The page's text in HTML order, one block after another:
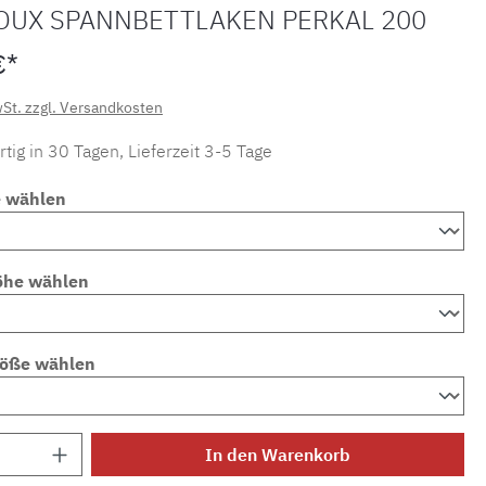
SPANNBETTLAKEN PERKAL 200
zzgl. Versandkosten
in 30 Tagen, Lieferzeit 3-5 Tage
wählen
wählen
wählen
Anzahl: Gib den gewünschten Wert ein
In den Warenkorb